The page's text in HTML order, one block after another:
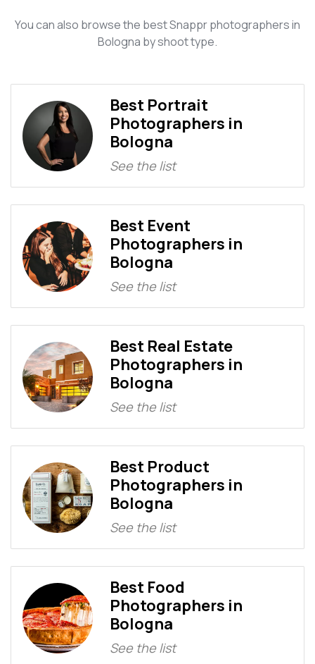
You can also browse the best Snappr photographers in
Bologna by shoot type.
Best Portrait
Photographers in
Bologna
See the list
Best Event
Photographers in
Bologna
See the list
Best Real Estate
Photographers in
Bologna
See the list
Best Product
Photographers in
Bologna
See the list
Best Food
Photographers in
Bologna
See the list